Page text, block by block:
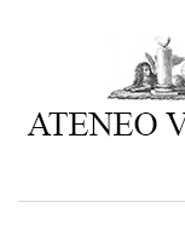
Ateneo
è